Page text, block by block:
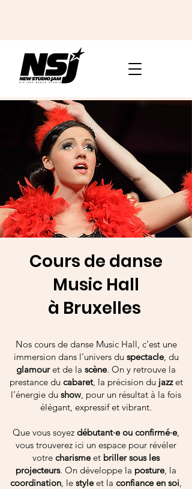
Cours de danse
Music Hall
à Bruxelles
Nos cours de danse Music Hall, c’est une
immersion dans l’univers du spectacle, du
glamouret de la scène. On y retrouve la
prestance du cabaret, la précision du jazzet
l’énergie du show, pour un résultat à la fois
élégant, expressif et vibrant.
Que vous soyez débutant·e ou confirmé·e,
vous trouverez ici un espace pour révéler
votre charismeet briller sous les
projecteurs. On développe la posture, la
coordination, le styleet la confiance en soi,